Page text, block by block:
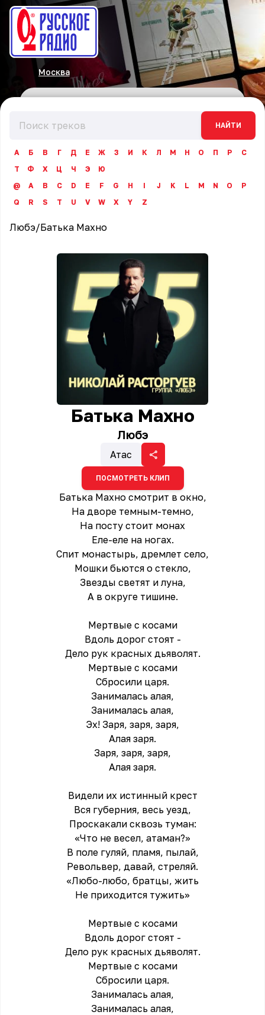
Москва
НАЙТИ
А Б В Г Д Е Ж З И К Л М Н О П Р
С
Т
Ф Х Ц Ч Э
Ю
@
A B C D E F G H I J K L M N O
P
Q
R S T U V W X Y Z
Любэ/Батька Махно
Батька Махно
Любэ
Атас
ПОСМОТРЕТЬ КЛИП
Батька Махно смотрит в окно,
На дворе темным-темно,
На посту стоит монах
Еле-еле на ногах.
Спит монастырь, дремлет село,
Мошки бьются о стекло,
Звезды светят и луна,
А в округе тишине.
Мертвые с косами
Вдоль дорог стоят -
Дело рук красных дьяволят.
Мертвые с косами
Сбросили царя.
Занималась алая,
Занималась алая,
Эх! Заря, заря, заря,
Алая заря.
Заря, заря, заря,
Алая заря.
Видели их истинный крест
Вся губерния, весь уезд,
Проскакали сквозь туман:
«Что не весел, атаман?»
В поле гуляй, пламя, пылай,
Револьвер, давай, стреляй.
«Любо-любо, братцы, жить
Не приходится тужить»
Мертвые с косами
Вдоль дорог стоят -
Дело рук красных дьяволят.
Мертвые с косами
Сбросили царя.
Занималась алая,
Занималась алая,